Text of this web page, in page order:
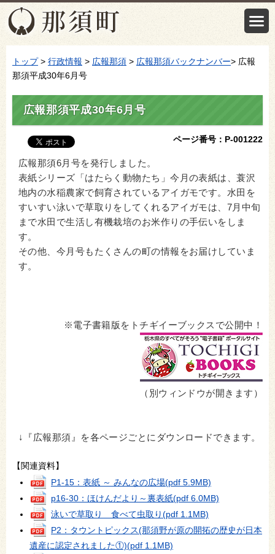
トップ> 行政情報 > 広報那須 > 広報那須バックナンバー> 広報
那須平成30年6月号
広報那須平成30年6月号
ページ番号：P-001222
広報那須6月号を発行しました。
表紙シリーズ「はたらく動物たち」今月の表紙は、蓑沢
地内の水稲農家で飼育されているアイガモです。水田を
すいすい泳いで草取りをしてくれるアイガモは、7月中旬
まで水田で生活し有機栽培のお米作りの手伝いをしま
す。
その他、今月号もたくさんの町の情報をお届けしていま
す。
※電子書籍版をトチギイーブックスで公開中！
（別ウィンドウが開きます）
↓『広報那須』を各ページごとにダウンロードできます。
【関連資料】
P1-15：表紙 ～ みんなの広場(pdf 5.9MB)
p16-30：ほけんだより～裏表紙(pdf 6.0MB)
泳いで草取り 食べて虫取り(pdf 1.1MB)
P2：タウントピックス(那須野が原の開拓の歴史が日本
遺産に認定されました①)(pdf 1.1MB)